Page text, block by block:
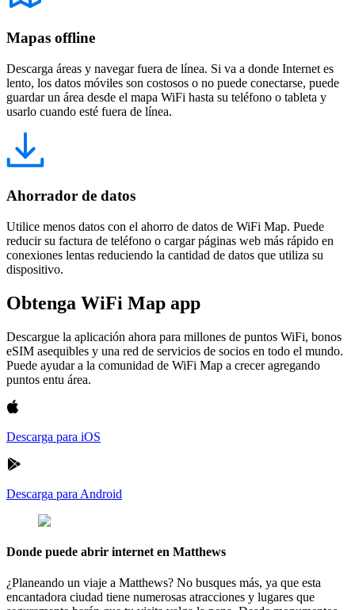
Mapas offline
Descarga áreas y navegar fuera de línea. Si va a donde Internet es
lento, los datos móviles son costosos o no puede conectarse, puede
guardar un área desde el mapa WiFi hasta su teléfono o tableta y
usarlo cuando esté fuera de línea.
Ahorrador de datos
Utilice menos datos con el ahorro de datos de WiFi Map. Puede
reducir su factura de teléfono o cargar páginas web más rápido en
conexiones lentas reduciendo la cantidad de datos que utiliza su
dispositivo.
Obtenga WiFi Map app
Descargue la aplicación ahora para millones de puntos WiFi, bonos
eSIM asequibles y una red de servicios de socios en todo el mundo.
Puede ayudar a la comunidad de WiFi Map a crecer agregando
puntos entu área.
Descarga para iOS
Descarga para Android
Donde puede abrir internet en Matthews
¿Planeando un viaje a Matthews? No busques más, ya que esta
encantadora ciudad tiene numerosas atracciones y lugares que